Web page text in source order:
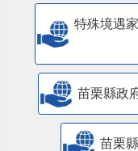
特殊境遇
苗栗縣政
苗栗